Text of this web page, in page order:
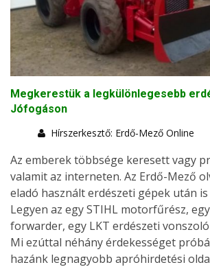
Megkerestük a legkülönlegesebb
Jófogáson
Hírszerkesztő: Erdő-Mező Online
Az emberek többsége keresett vagy
valamit az interneten. Az Erdő-Mező
eladó használt erdészeti gépek után
Legyen az egy STIHL motorfűrész,
forwarder, egy LKT erdészeti
Mi ezúttal néhány érdekességet
hazánk legnagyobb apróhirdetési